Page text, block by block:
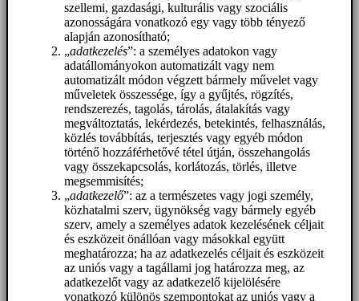
szellemi, gazdasági, kulturális vagy szociális
azonosságára vonatkozó egy vagy több tényező
alapján azonosítható;
„adatkezelés”: a személyes adatokon vagy
adatállományokon automatizált vagy nem
automatizált módon végzett bármely művelet vagy
műveletek összessége, így a gyűjtés, rögzítés,
rendszerezés, tagolás, tárolás, átalakítás vagy
megváltoztatás, lekérdezés, betekintés, felhasználás,
közlés továbbítás, terjesztés vagy egyéb módon
történő hozzáférhetővé tétel útján, összehangolás
vagy összekapcsolás, korlátozás, törlés, illetve
megsemmisítés;
„adatkezelő”: az a természetes vagy jogi személy,
közhatalmi szerv, ügynökség vagy bármely egyéb
szerv, amely a személyes adatok kezelésének céljait
és eszközeit önállóan vagy másokkal együtt
meghatározza; ha az adatkezelés céljait és eszközeit
az uniós vagy a tagállami jog határozza meg, az
adatkezelőt vagy az adatkezelő kijelölésére
vonatkozó különös szempontokat az uniós vagy a